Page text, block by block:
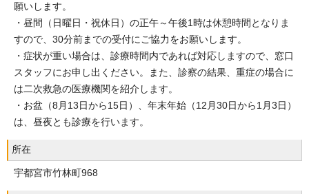
願いします。
・昼間（日曜日・祝休日）の正午～午後1時は休憩時間となりま
すので、30分前までの受付にご協力をお願いします。
・症状が重い場合は、診療時間内であれば対応しますので、窓口
スタッフにお申し出ください。また、診察の結果、重症の場合に
は二次救急の医療機関を紹介します。
・お盆（8月13日から15日）、年末年始（12月30日から1月3日）
は、昼夜とも診療を行います。
所在
宇都宮市竹林町968